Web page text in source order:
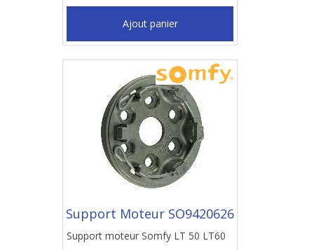
Ajout panier
Support Moteur SO9420626
Support moteur Somfy LT 50 LT60